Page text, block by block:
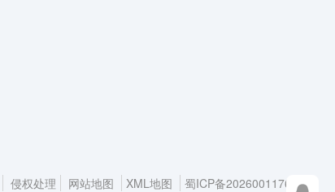
侵权处理 网站地图 XML地图 蜀ICP备2026001176号-1